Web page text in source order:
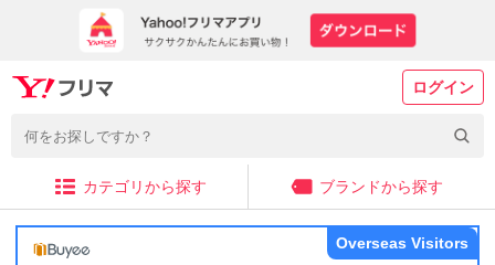
ログイン
カテゴリから探す ブランドから探す
Overseas Visitors